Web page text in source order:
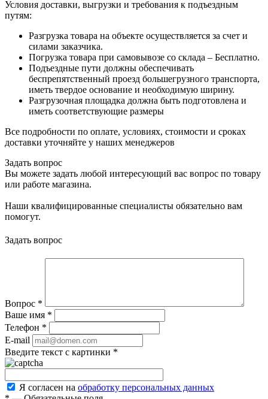
Условия доставки, выгрузки и требования к подъездным
путям:
Разгрузка товара на объекте осуществляется за счет и
силами заказчика.
Погрузка товара при самовывозе со склада – Бесплатно.
Подъездные пути должны обеспечивать
беспрепятственный проезд большегрузного транспорта,
иметь твердое основание и необходимую ширину.
Разгрузочная площадка должна быть подготовлена и
иметь соответствующие размеры
Все подробности по оплате, условиях, стоимости и сроках
доставки уточняйте у наших менеджеров
Задать вопрос
Вы можете задать любой интересующий вас вопрос по товару
или работе магазина.
Наши квалифицированные специалисты обязательно вам
помогут.
Задать вопрос
Вопрос *
Ваше имя *
Телефон *
E-mail
Введите текст с картинки *
Я согласен на обработку персональных данных